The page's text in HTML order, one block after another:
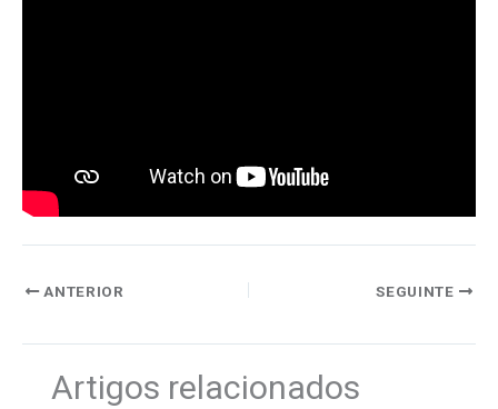
ANTERIOR SEGUINTE
Artigos relacionados